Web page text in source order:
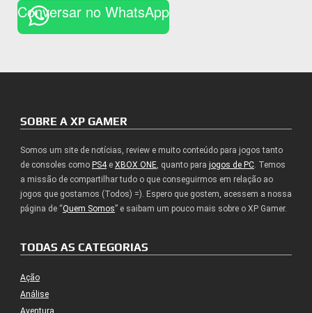
Conversar no WhatsApp
SOBRE A XP GAMER
Somos um site de notícias, review e muito conteúdo para jogos tanto
de consoles como PS4e XBOX ONE, quanto para jogos de PC. Temos
a missão de compartilhar tudo o que conseguirmos em relação ao
jogos que gostamos (Todos) =). Espero que gostem, acessem a nossa
página de “Quem Somos” e saibam um pouco mais sobre o XP Gamer.
TODAS AS CATEGORIAS
Ação
Análise
Aventura